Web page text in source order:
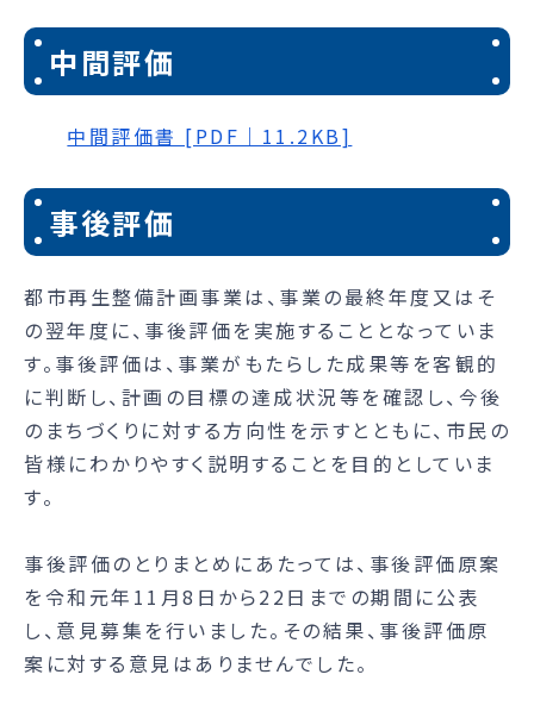
中間評価
中間評価書 [PDF｜11.2KB]
事後評価
都市再生整備計画事業は、事業の最終年度又はそ
の翌年度に、事後評価を実施することとなっていま
す。事後評価は、事業がもたらした成果等を客観的
に判断し、計画の目標の達成状況等を確認し、今後
のまちづくりに対する方向性を示すとともに、市民の
皆様にわかりやすく説明することを目的としていま
す。
事後評価のとりまとめにあたっては、事後評価原案
を令和元年11月8日から22日までの期間に公表
し、意見募集を行いました。その結果、事後評価原
案に対する意見はありませんでした。